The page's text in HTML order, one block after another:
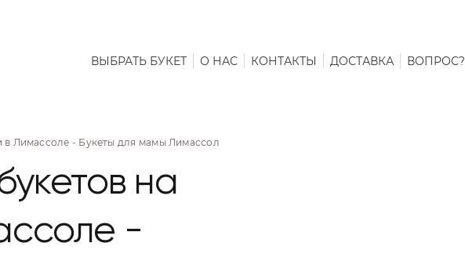
ВЫБРАТЬ БУКЕТ О НАС КОНТАКТЫ ДОСТАВКА ВОПРОС?
в Лимассоле - Букеты для мамы Лимассол
на
-